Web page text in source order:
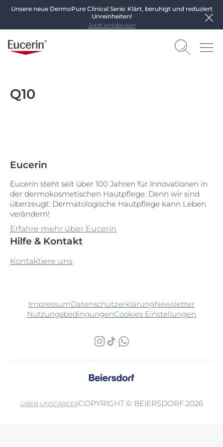
Unsere neue DermoPure Clinical Serie: Klärt, beruhigt und reduziert
Unreinheiten!
Jetzt entdecken
Q10
Eucerin
Eucerin steht seit über 100 Jahren für Innovationen in
der dermokosmetischen Hautpflege. Denn wir sind
überzeugt: Dermatologische Hautpflege kann Leben
verändern!
Erfahre mehr über Eucerin
Hilfe & Kontakt
Kontaktiere uns
ImpressumDatenschutzerklärungNewsletter
NutzungsbedingungenCookies Einstellungen
ÜBER UNSCAREERCOPYRIGHT © BEIERSDORF 2026